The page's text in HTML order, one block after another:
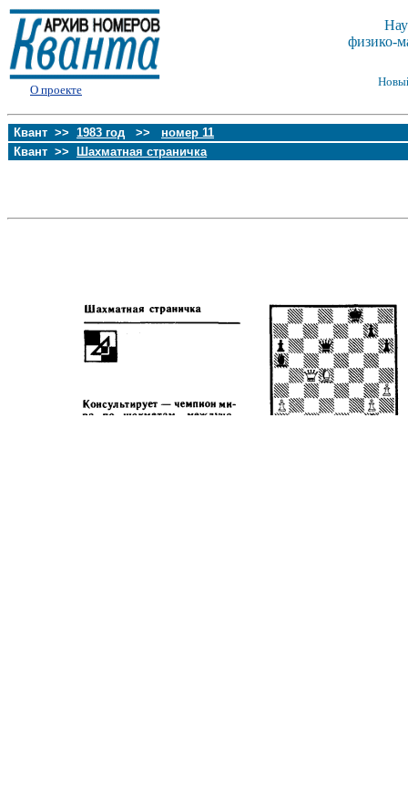
О проекте
физико-
Квант >> 1983 год >> номер 11
Квант >>
Шахматная страничка